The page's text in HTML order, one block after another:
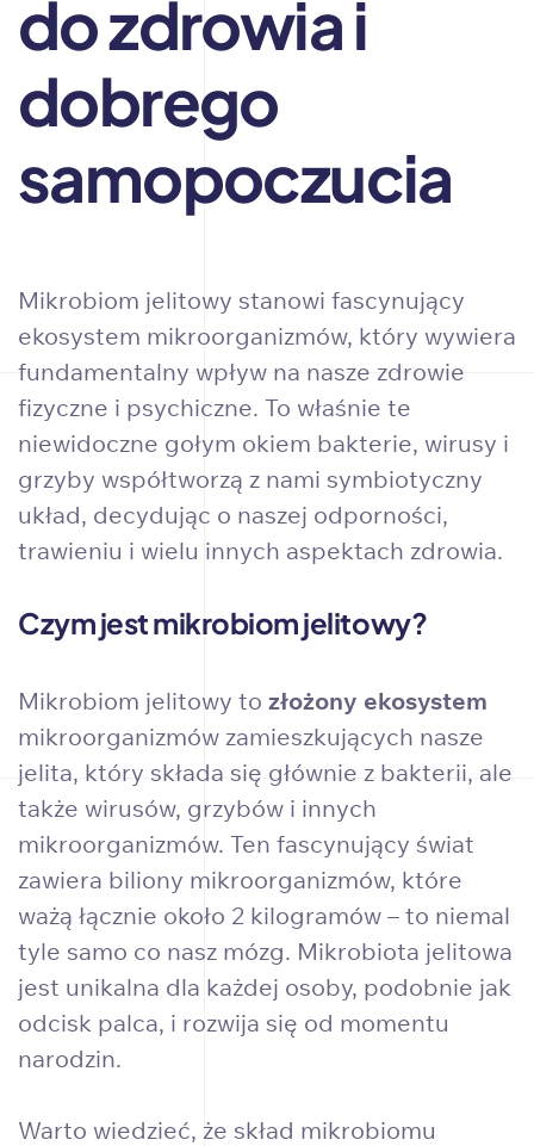
do zdrowia i
dobrego
samopoczucia
Mikrobiom jelitowy stanowi fascynujący
ekosystem mikroorganizmów, który wywiera
fundamentalny wpływ na nasze zdrowie
fizyczne i psychiczne. To właśnie te
niewidoczne gołym okiem bakterie, wirusy i
grzyby współtworzą z nami symbiotyczny
układ, decydując o naszej odporności,
trawieniu i wielu innych aspektach zdrowia.
Czym jest mikrobiom jelitowy?
Mikrobiom jelitowy to złożony ekosystem
mikroorganizmów zamieszkujących nasze
jelita, który składa się głównie z bakterii, ale
także wirusów, grzybów i innych
mikroorganizmów. Ten fascynujący świat
zawiera biliony mikroorganizmów, które
ważą łącznie około 2 kilogramów – to niemal
tyle samo co nasz mózg. Mikrobiota jelitowa
jest unikalna dla każdej osoby, podobnie jak
odcisk palca, i rozwija się od momentu
narodzin.
Warto wiedzieć, że skład mikrobiomu